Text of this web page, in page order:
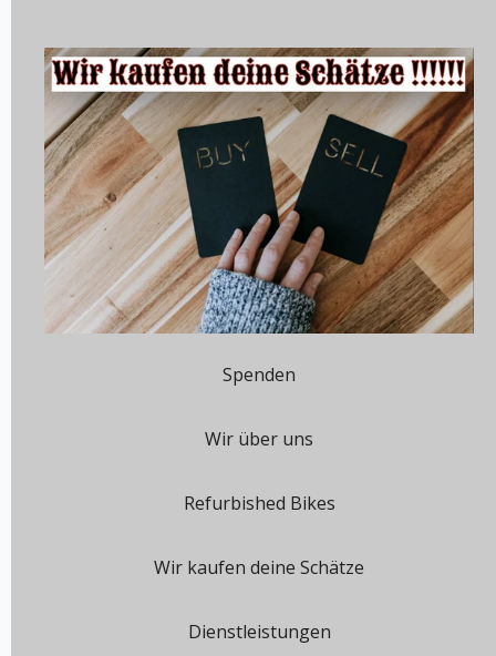
Spenden
Wir über uns
Refurbished Bikes
Wir kaufen deine Schätze
Dienstleistungen